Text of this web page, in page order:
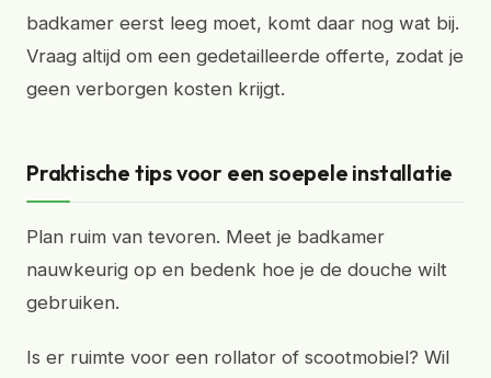
badkamer eerst leeg moet, komt daar nog wat bij.
Vraag altijd om een gedetailleerde offerte, zodat je
geen verborgen kosten krijgt.
Praktische tips voor een soepele installatie
Plan ruim van tevoren. Meet je badkamer
nauwkeurig op en bedenk hoe je de douche wilt
gebruiken.
Is er ruimte voor een rollator of scootmobiel? Wil